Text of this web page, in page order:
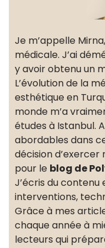
Je m’appelle
médicale. J’ai
y avoir obtenu un
L’évolution de la
esthétique en
monde m’a
études à Istanbul.
abordables dans
décision
pour le blog de
J’écris du contenu
interventions,
Grâce à mes
chaque année à
lecteurs qui